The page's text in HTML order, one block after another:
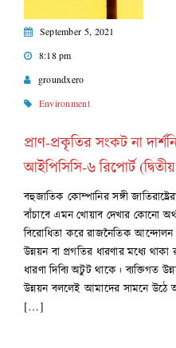
September 5, 2021
8:18 pm
groundxero
Environment
প্রাণ-প্রকৃতির সংকট না
আইপিসিসি-৬ রিপোর্ট (দ্বিতীয়
বহুজাতিক কোম্পানির সঙ্গী
বাঁচাবে এমন খোয়াব দেখার কোনো
বিরোধিতা করে রাজনৈতিক
উন্নয়ন বা প্রগতির ধারণার মধ্যে
ধারণা দিব্যি অটুট থাকে। ব্যক্তিগত
উন্নয়ন বললেই আমাদের সামনে উঠে
[…]